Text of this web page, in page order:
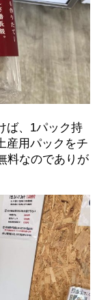
ば、1パック持
産用パックをチ
料なのでありが